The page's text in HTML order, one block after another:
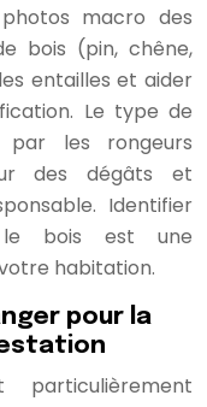
macro des
bois (pin, chêne,
entailles et aider
Le type de
les rongeurs
des dégâts et
Identifier
le bois est une
habitation.
pour la